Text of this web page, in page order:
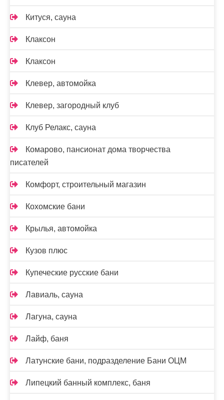
Китуся, сауна
Клаксон
Клаксон
Клевер, автомойка
Клевер, загородный клуб
Клуб Релакс, сауна
Комарово, пансионат дома творчества
писателей
Комфорт, строительный магазин
Кохомские бани
Крылья, автомойка
Кузов плюс
Купеческие русские бани
Лавиаль, сауна
Лагуна, сауна
Лайф, баня
Латунские бани, подразделение Бани ОЦМ
Липецкий банный комплекс, баня